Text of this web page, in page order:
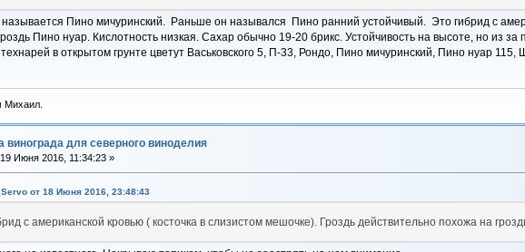
Пино мичуринский. Раньше он назывался Пино ранний устойчивый. Это гибрид с
Пино нуар. Кислотность низкая. Сахар обычно 19-20 брикс. Устойчивость на высоте, но из
в открытом грунте цветут Васьковского 5, П-33, Рондо, Пино мичуринский, Пино нуар 115,
Михаил.
винограда для северного виноделия
19 Июня 2016, 11:34:23 »
от 18 Июня 2016, 23:48:43
с американской кровью ( косточка в слизистом мешочке). Гроздь действительно похожа на